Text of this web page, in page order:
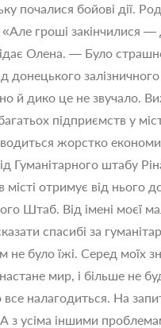
почалися бойові дії.
гроші закінчилися
Олена. — Було
донецького
й дико це не звучало.
підприємств у
жорстко
Гуманітарного штабу
отримує від нього
Штаб. Від імені моєї
спасибі за
не було їжі. Серед моїх
мир, і більше не
налагодиться. На
з усіма іншими